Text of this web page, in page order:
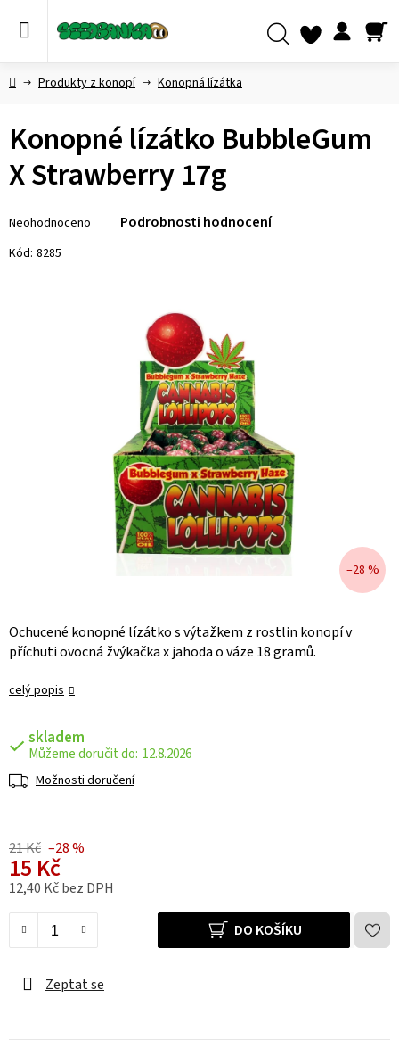
DomůProdukty z konopí Konopná lízátka
Ochucené konopné lízátko s výtažkem z rostlin konopí v
příchuti ovocná žvýkačka x jahoda o váze 18 gramů.
celý popis
skladem
12.8.2026
Možnosti doručení
21 Kč –28 %
15 Kč
12,40 Kč bez DPH
DO KOŠÍKU
Zeptat se
Konopné lízátko BubbleGum
X Strawberry 17g
hodnocení
produktu
Neohodnoceno Podrobnosti hodnocení
Kód: 8285
–28 %